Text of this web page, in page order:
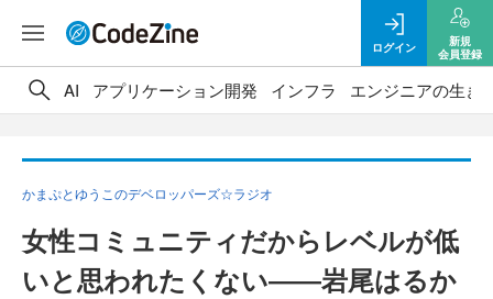
ログイン
新規
会員登録
AI アプリケーション開発 インフラ エンジニアの生き
かまぷとゆうこのデベロッパーズ☆ラジオ
女性コミュニティだからレベルが低
いと思われたくない――岩尾はるか